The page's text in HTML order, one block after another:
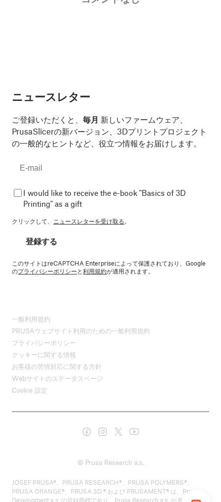
ニュースレター
ご登録いただくと、 毎月 新しいファームウェア、
PrusaSlicerの新バージョン、3Dプリントプロジェクト
の一般的なヒントなど、役立つ情報をお届けします。
I would like to receive the e-book "Basics of 3D
Printing" as a gift
クリックして、 ニュースレターを受け取る。
登録する
このサイトはreCAPTCHA Enterpriseによって保護されており、Google
のプライバシーポリシーと利用規約が適用されます。
一般利用規約
PRUSAウェブサイト利用のための一般利用規約
プライバシーポリシー
クッキーに関する情報
お客様の苦情対応に関する方針
Webサイトのステータスページ
Cookie 設定
© Prusa Research a.s.
JOSEF PRUSA®、PRUSA RESEARCH®、PRUSA POLYMERS®、
PRUSA ORANGE®、PRUSA 3D ® および PRUSAMENT® は、Prusa
Development a.s. の登録商標であり、Prusa Research a.s. が Prusa